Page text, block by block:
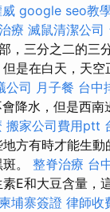
google seo教
療 滅鼠清潔公司
，三分之二的三
是在白天，天
公司 月子餐 台中
降水，但是西南
搬家公司費用ptt
方有時才能生
。 整脊治療 台
E和大豆含量，
柬埔寨簽證 律師收